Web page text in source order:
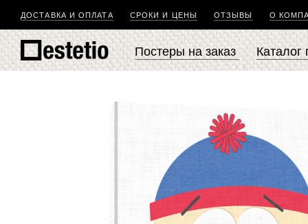
ДОСТАВКА И ОПЛАТА СРОКИ И ЦЕНЫ ОТЗЫВЫ О
Постеры на заказ Каталог